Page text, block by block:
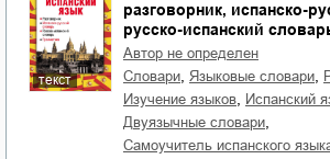
текст
разговорник, испанско-
русско-испанский
Автор не определен
словари
языковые словари
изучение языков испанский
двуязычные словари
самоучитель испанского